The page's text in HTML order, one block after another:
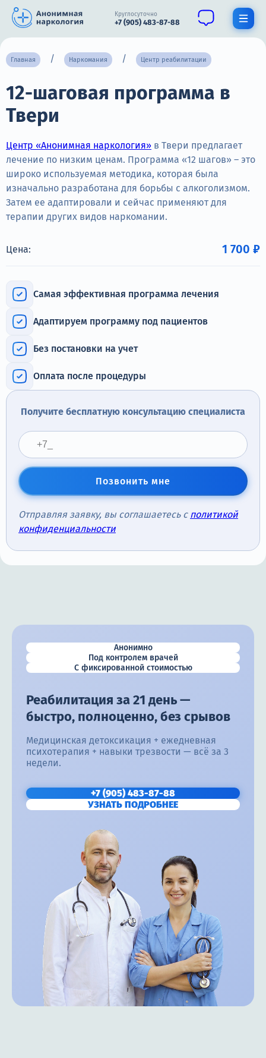
Круглосуточно
+7 (905) 483-87-88
О нас
Наркомания
Алкоголизм
Нарколог
Стационар
Психиатрия
Цены
Контакты
+7 (905) 483-87-88
Тверь, Советская улица, 41
Главная Наркомания Центр реабилитации
12-шаговая программа в
Твери
Центр «Анонимная наркология» в Твери предлагает
лечение по низким ценам. Программа «12 шагов» – это
широко используемая методика, которая была
изначально разработана для борьбы с алкоголизмом.
Затем ее адаптировали и сейчас применяют для
терапии других видов наркомании.
Цена: 1 700 ₽
Самая эффективная программа лечения
Адаптируем программу под пациентов
Без постановки на учет
Оплата после процедуры
Получите бесплатную консультацию специалиста
Позвонить мне
Отправляя заявку, вы соглашаетесь с политикой
конфиденциальности
Анонимно
Под контролем врачей
С фиксированной стоимостью
Реабилитация за 21 день —
быстро, полноценно, без срывов
Медицинская детоксикация + ежедневная
психотерапия + навыки трезвости — всё за 3
недели.
+7 (905) 483-87-88
УЗНАТЬ ПОДРОБНЕЕ